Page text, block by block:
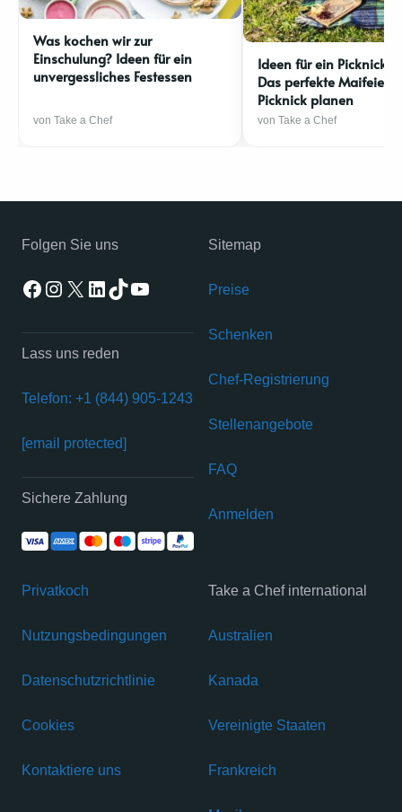
Was kochen wir zur
Einschulung? Ideen für ein
unvergessliches Festessen
von Take a Chef
Ideen für ein Picknick
Das perfekte
Picknick planen
von Take a Chef
Folgen Sie uns
Facebook
Instagram
X LinkedIn
TikTokYouTube
Lass uns reden
Telefon: +1 (844) 905-1243
[email protected]
Sichere Zahlung
Sitemap
Preise
Schenken
Chef-Registrierung
Stellenangebote
FAQ
Anmelden
Privatkoch
Nutzungsbedingungen
Datenschutzrichtlinie
Cookies
Kontaktiere uns
Take a Chef international
Australien
Kanada
Vereinigte Staaten
Frankreich